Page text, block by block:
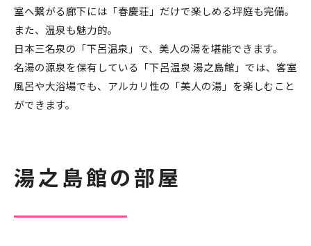
室へ繋がる廊下には「春慶荘」だけで楽しめる坪庭も完備。
また、温泉も魅力的。
日本三名泉の「下呂温泉」で、美人の湯を堪能できます。
名湯の源泉を保有している「下呂温泉 湯之島館」では、客室
風呂や大浴場でも、アルカリ性の「美人の湯」を楽しむこと
ができます。
湯之島館の部屋